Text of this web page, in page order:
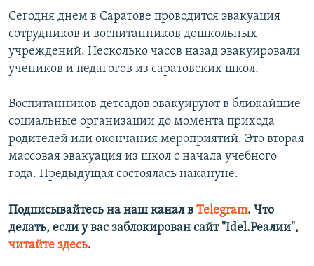
Сегодня днем в Саратове проводится эвакуация
сотрудников и воспитанников дошкольных
учреждений. Несколько часов назад эвакуировали
учеников и педагогов из саратовских школ.
Воспитанников детсадов эвакуируют в ближайшие
социальные организации до момента прихода
родителей или окончания мероприятий. Это вторая
массовая эвакуация из школ с начала учебного
года. Предыдущая состоялась накануне.
Подписывайтесь на наш канал в Telegram. Что
делать, если у вас заблокирован сайт "Idel.Реалии",
читайте здесь.